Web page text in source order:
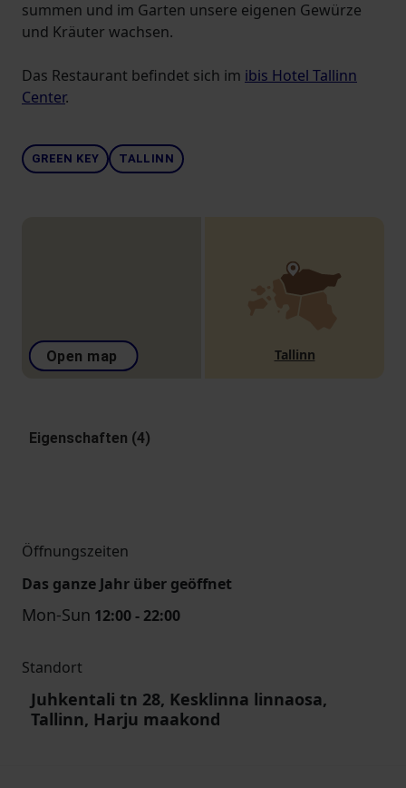
summen und im Garten unsere eigenen Gewürze
und Kräuter wachsen.
Das Restaurant befindet sich im ibis Hotel Tallinn
Center.
GREEN KEY TALLINN
Open map Tallinn
Eigenschaften (4)
Öffnungszeiten
Das ganze Jahr über geöffnet
Mon-Sun 12:00 - 22:00
Standort
Juhkentali tn 28, Kesklinna linnaosa,
Tallinn, Harju maakond